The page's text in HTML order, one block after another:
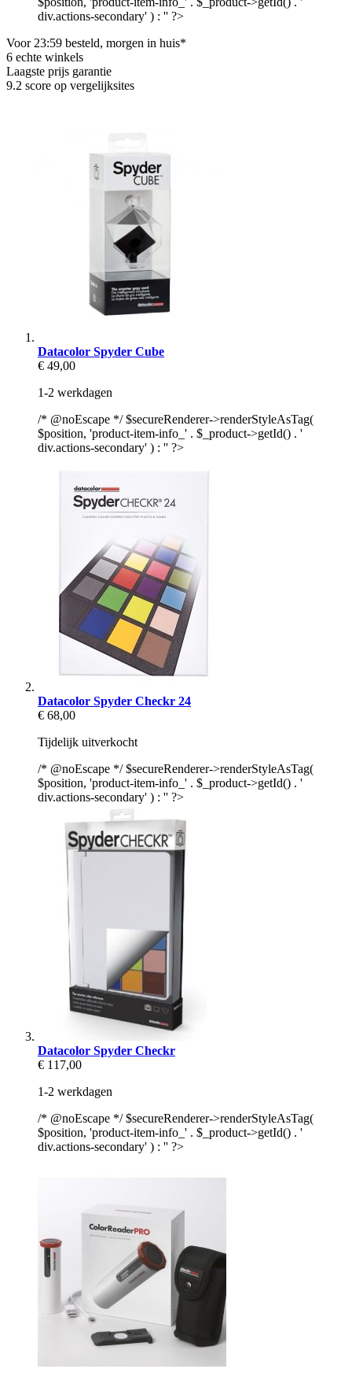
div.actions-secondary' ) : '' ?>
Voor 23:59 besteld, morgen in huis*
6 echte winkels
Laagste prijs garantie
9.2 score op vergelijksites
Datacolor Spyder Cube
€ 49,00
1-2 werkdagen
/* @noEscape */ $secureRenderer->renderStyleAsTag(
$position, 'product-item-info_' . $_product->getId() . '
div.actions-secondary' ) : '' ?>
Datacolor Spyder Checkr 24
€ 68,00
Tijdelijk uitverkocht
/* @noEscape */ $secureRenderer->renderStyleAsTag(
$position, 'product-item-info_' . $_product->getId() . '
div.actions-secondary' ) : '' ?>
Datacolor Spyder Checkr
€ 117,00
1-2 werkdagen
/* @noEscape */ $secureRenderer->renderStyleAsTag(
$position, 'product-item-info_' . $_product->getId() . '
div.actions-secondary' ) : '' ?>